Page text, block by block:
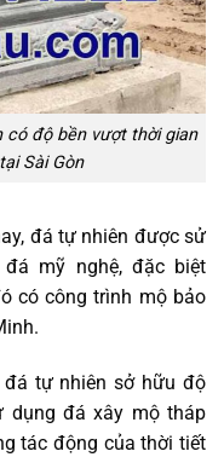
có độ bền vượt thời gian
Sài Gòn
đá tự nhiên được sử
mỹ nghệ, đặc biệt
có công trình mộ bảo
tự nhiên sở hữu độ
dụng đá xây mộ tháp
tác động của thời tiết